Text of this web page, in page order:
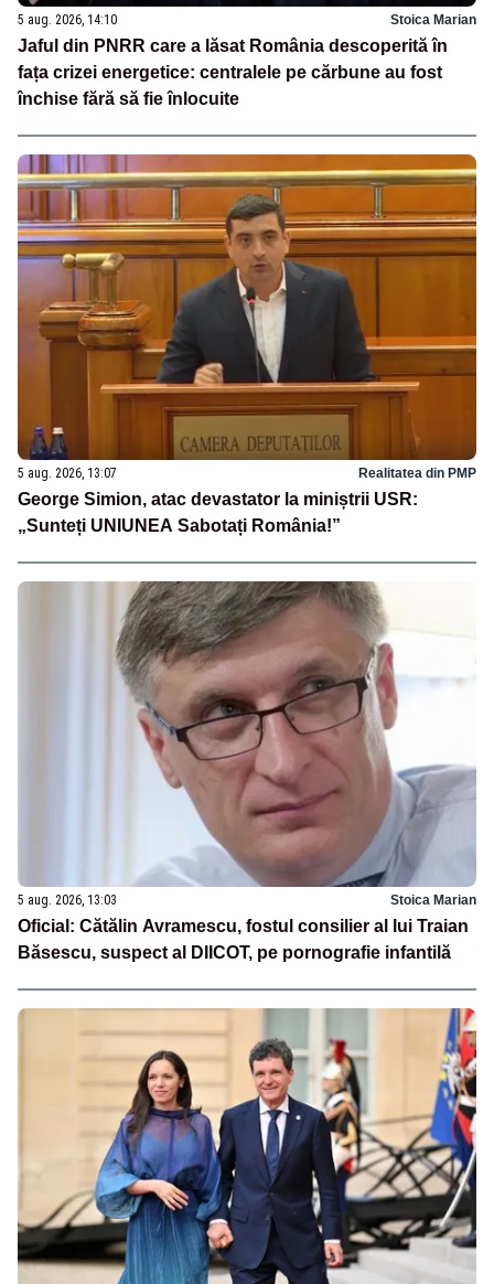
5 aug. 2026, 14:10 Stoica Marian
Jaful din PNRR care a lăsat România descoperită în
fața crizei energetice: centralele pe cărbune au fost
închise fără să fie înlocuite
5 aug. 2026, 13:07 Realitatea din PMP
George Simion, atac devastator la miniștrii USR:
„Sunteți UNIUNEA Sabotați România!”
5 aug. 2026, 13:03 Stoica Marian
Oficial: Cătălin Avramescu, fostul consilier al lui Traian
Băsescu, suspect al DIICOT, pe pornografie infantilă